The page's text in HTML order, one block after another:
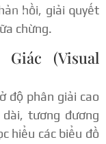
hồi, giải quyết
chừng.
(Visual
độ phân giải cao
tương đương
hiểu các biểu đồ